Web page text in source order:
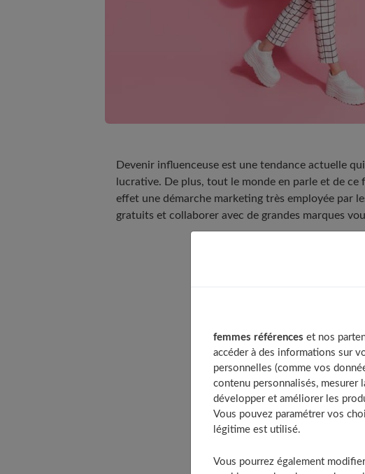
Devenir influenceuse est une tendance actuelle
lucrative. De plus, tout le monde en parle et de ce
effet une démarche marketing très employée par
gratuits et collaborer avec de grandes marques
Devenir
Développez
La régularité
N’hésitez pas à
À découvrir
femmes références et nos
accéder à des informations sur
personnelles (comme vos
contenu personnalisés, mesurer
développer et améliorer les
Vous pouvez paramétrer vos
légitime est utilisé.
Vous pourrez également